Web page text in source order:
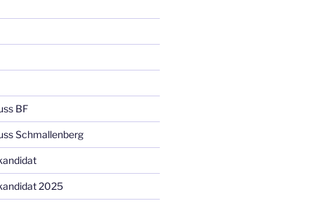
BF
Schmallenberg
2025